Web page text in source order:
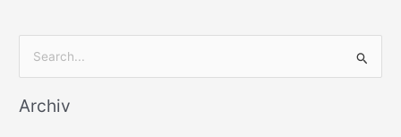
c
Archiv